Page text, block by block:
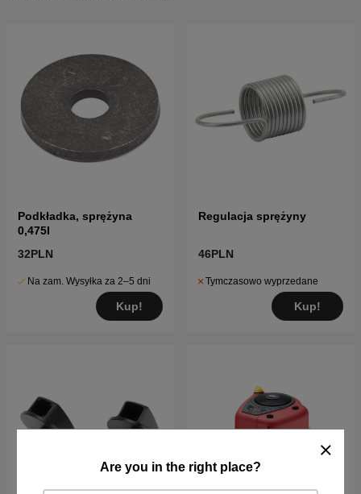
Are you in the right place?
Podkładka, sprężyna
0,475I
32PLN
Na zam. Wysyłka za 2–5 dni
Kup!
Regulacja sprężyny
46PLN
Tymczasowo wyprzedane
Kup!